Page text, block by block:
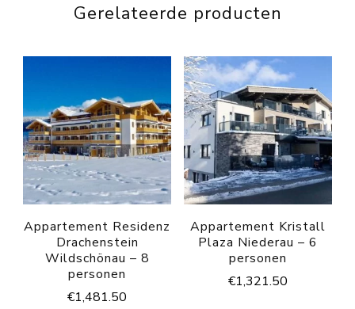
Gerelateerde producten
Appartement Residenz
Drachenstein
Wildschönau – 8
personen
€1,481.50
Appartement Kristall
Plaza Niederau – 6
personen
€1,321.50